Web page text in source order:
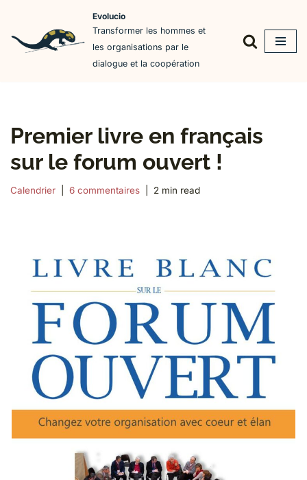
Aller
Evolucio
Transformer les hommes et
les organisations par le
dialogue et la coopération
Premier livre en français
sur le forum ouvert !
Calendrier 6 commentaires 2 min read